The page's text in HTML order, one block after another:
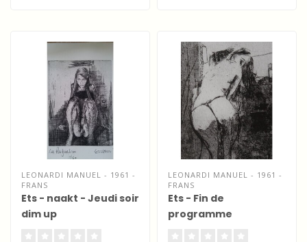
LEONARDI MANUEL - 1961 -
FRANS
Ets - naakt - Jeudi soir
dim up
LEONARDI MANUEL - 1961 -
FRANS
Ets - Fin de
programme